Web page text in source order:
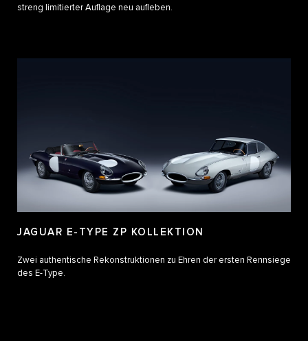
streng limitierter Auflage neu aufleben.
JAGUAR E-TYPE ZP KOLLEKTION
Zwei authentische Rekonstruktionen zu Ehren der ersten Rennsiege
des E-Type.